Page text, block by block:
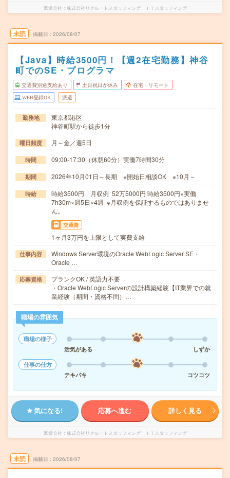
派遣会社 株式会社リクルートスタッフィング ＩＴスタッフィング
未読 掲載日 2026/08/07
【Java】時給3500円！【週2在宅勤務】神谷
町でのSE・プログラマ
交通費別途支給あり 土日祝日が休み 在宅・リモート
WEB登録OK 派遣
勤務地
東京都港区
神谷町駅から徒歩1分
曜日頻度 月～金／週5日
時間 09:00-17:30（休憩60分）実働7時間30分
期間 2026年10月01日～長期 ※開始日相談OK ※10月～
時給
時給3500円 月収例 52万5000円 時給3500円×実働
7h30m×週5日×4週 ※月収例を保証するものではありませ
ん。
交通費
1ヶ月3万円を上限として実費支給
仕事内容
Windows Server環境のOracle WebLogic Server SE・
Oracle …
応募資格
ブランクOK / 英語力不要
・Oracle WebLogic Serverの設計構築経験【IT業界での就
業経験（期間・資格不問）…
職場の雰囲気
職場の様子
活気がある
しずか
仕事の仕方
テキパキ
コツコツ
気になる! 応募へ進む 詳しく見る
派遣会社 株式会社リクルートスタッフィング ＩＴスタッフィング
未読 掲載日 2026/08/07